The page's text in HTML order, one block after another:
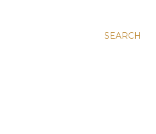
SEARCH